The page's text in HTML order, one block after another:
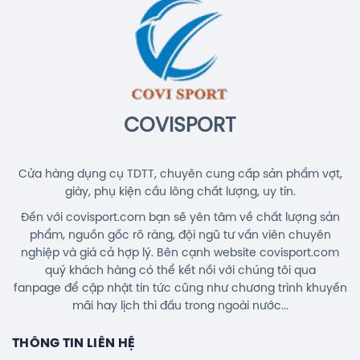
Balo Cầu Lông Yonex BA52512
(White/Blue) Chính Hãng
1.690.000đ
COVISPORT
Cửa hàng dụng cụ TDTT, chuyên cung cấp sản phẩm vợt,
giày, phụ kiện cầu lông chất lượng, uy tín.
Đến với covisport.com bạn sẽ yên tâm về chất lượng sản
phẩm, nguồn gốc rõ ràng, đội ngũ tư vấn viên chuyên
nghiệp và giá cả hợp lý. Bên cạnh website covisport.com
quý khách hàng có thể kết nối với chúng tôi qua
fanpage để cập nhật tin tức cũng như chương trình khuyến
mãi hay lịch thi đấu trong ngoài nước...
THÔNG TIN LIÊN HỆ